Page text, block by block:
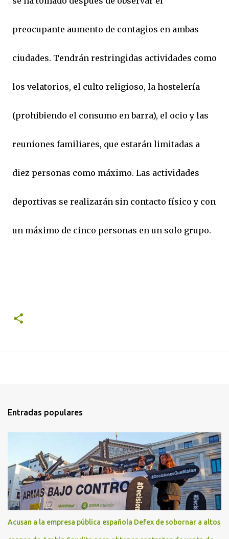
preocupante aumento de contagios en ambas
ciudades. Tendrán restringidas actividades como
los velatorios, el culto religioso, la hostelería
(prohibiendo el consumo en barra), el ocio y las
reuniones familiares, que estarán limitadas a
diez personas como máximo. Las actividades
deportivas se realizarán sin contacto físico y con
un máximo de cinco personas en un solo grupo.
Entradas populares
Acusan a la empresa pública española Defex de sobornar a altos